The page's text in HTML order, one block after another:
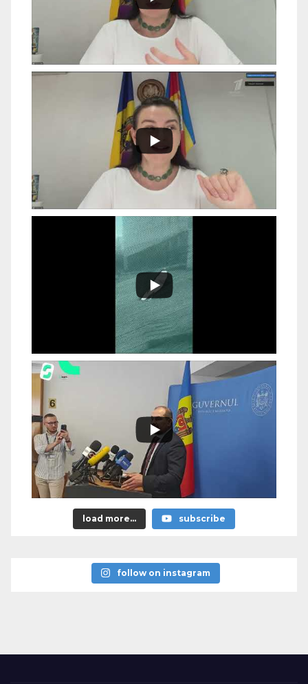
load more... subscribe
follow on instagram